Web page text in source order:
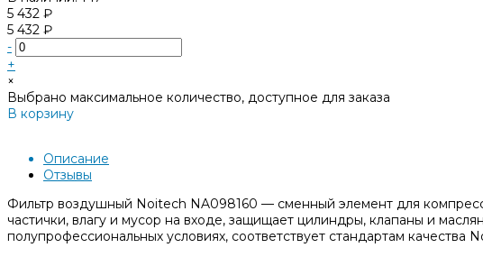
5 432 ₽
5 432 ₽
-
+
×
Выбрано максимальное количество, доступное для заказа
В корзину
Описание
Отзывы
Фильтр воздушный Noitech NA098160 — сменный элемент для
частички, влагу и мусор на входе, защищает цилиндры, клапаны и
полупрофессиональных условиях, соответствует стандартам качества